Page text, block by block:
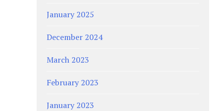
January 2025
December 2024
March 2023
February 2023
January 2023